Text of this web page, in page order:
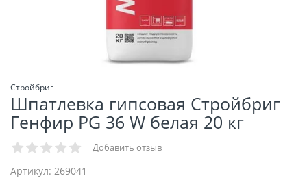
Стройбриг
Шпатлевка гипсовая Стройбриг
Генфир PG 36 W белая 20 кг
Добавить отзыв
Артикул: 269041